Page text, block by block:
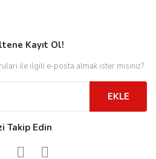
Kayıt Ol!
ile ilgili e-posta almak ister misiniz?
EKLE
Takip Edin